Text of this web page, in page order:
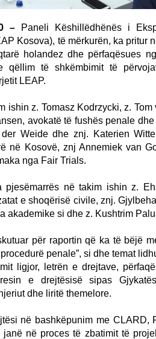
–Paneli Këshillëdhënës i
Kosova), të mërkurën, ka pritur
holandez dhe përfaqësues
qëllim të shkëmbimit të
LEAP.
ishin z. Tomasz Kodrzycki, z.
avokatë të fushës penale
Weide dhe znj. Katerien
në Kosovë, znj Annemiek van
nga Fair Trials.
pjesëmarrës në takim ishin z.
e shoqërisë civile, znj.
akademike si dhe z. Kushtrim
për raportin që ka të bëjë
penale”, si dhe temat
ligjor, letrën e drejtave,
e drejtësisë sipas
dhe liritë themelore.
në bashkëpunim me CLARD,
në proces të zbatimit të